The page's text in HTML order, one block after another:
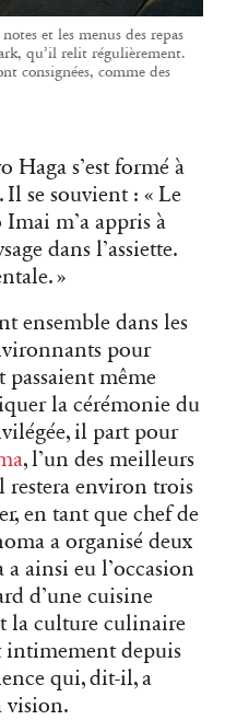
et les menus des repas
qu’il relit régulièrement.
consignées, comme des
Haga s’est formé à
. Il se souvient : « Le
m’a appris à
dans l’assiette.
»
ensemble dans les
pour
passaient même
la cérémonie du
il part pour
, l’un des meilleurs
restera environ trois
en tant que chef de
a organisé deux
ainsi eu l’occasion
d’une cuisine
la culture culinaire
intimement depuis
qui, dit-il, a
vision.